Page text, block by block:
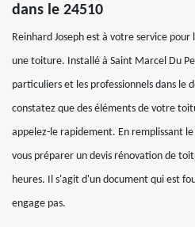
dans le 24510
Reinhard Joseph est à votre service
une toiture. Installé à Saint Marcel Du
particuliers et les professionnels dans le
constatez que des éléments de votre
appelez-le rapidement. En remplissant
vous préparer un devis rénovation de
heures. Il s'agit d'un document qui est
engage pas.